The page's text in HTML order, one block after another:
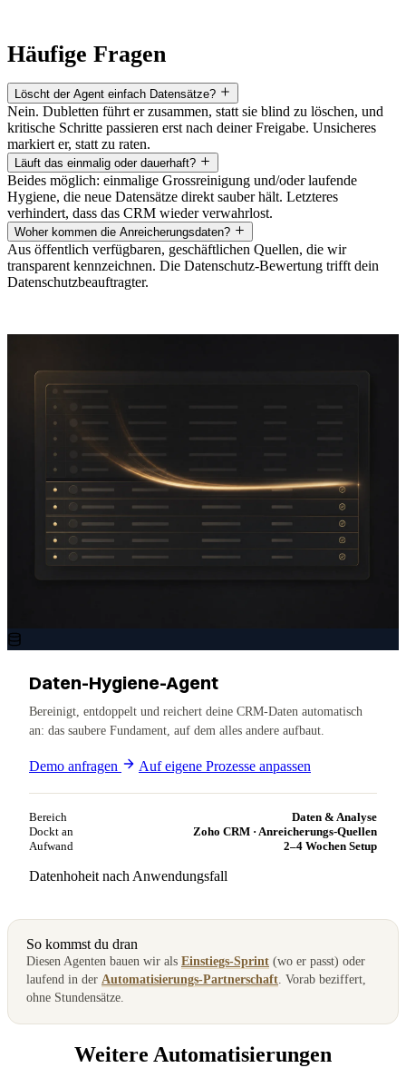
Häufige Fragen
Löscht der Agent einfach Datensätze?
Nein. Dubletten führt er zusammen, statt sie blind zu löschen, und
kritische Schritte passieren erst nach deiner Freigabe. Unsicheres
markiert er, statt zu raten.
Läuft das einmalig oder dauerhaft?
Beides möglich: einmalige Grossreinigung und/oder laufende
Hygiene, die neue Datensätze direkt sauber hält. Letzteres
verhindert, dass das CRM wieder verwahrlost.
Woher kommen die Anreicherungsdaten?
Aus öffentlich verfügbaren, geschäftlichen Quellen, die wir
transparent kennzeichnen. Die Datenschutz-Bewertung trifft dein
Datenschutzbeauftragter.
Daten-Hygiene-Agent
Bereinigt, entdoppelt und reichert deine CRM-Daten automatisch
an: das saubere Fundament, auf dem alles andere aufbaut.
Demo anfragen Auf eigene Prozesse anpassen
Bereich
Daten & Analyse
Dockt an
Zoho CRM · Anreicherungs-Quellen
Aufwand
2–4 Wochen Setup
Datenhoheit nach Anwendungsfall
So kommst du dran
Diesen Agenten bauen wir als Einstiegs-Sprint (wo er passt) oder
laufend in der Automatisierungs-Partnerschaft. Vorab beziffert,
ohne Stundensätze.
Weitere Automatisierungen